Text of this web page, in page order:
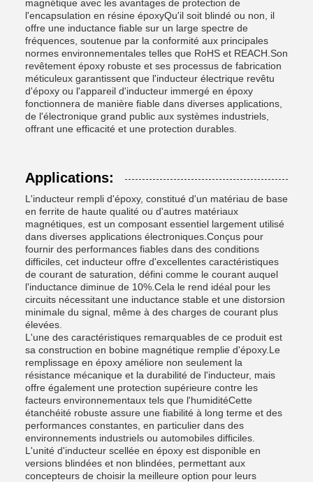
magnétique avec les avantages de protection de
l'encapsulation en résine époxyQu'il soit blindé ou non, il
offre une inductance fiable sur un large spectre de
fréquences, soutenue par la conformité aux principales
normes environnementales telles que RoHS et REACH.Son
revêtement époxy robuste et ses processus de fabrication
méticuleux garantissent que l'inducteur électrique revêtu
d'époxy ou l'appareil d'inducteur immergé en époxy
fonctionnera de manière fiable dans diverses applications,
de l'électronique grand public aux systèmes industriels,
offrant une efficacité et une protection durables.
Applications:
L'inducteur rempli d'époxy, constitué d'un matériau de base
en ferrite de haute qualité ou d'autres matériaux
magnétiques, est un composant essentiel largement utilisé
dans diverses applications électroniques.Conçus pour
fournir des performances fiables dans des conditions
difficiles, cet inducteur offre d'excellentes caractéristiques
de courant de saturation, défini comme le courant auquel
l'inductance diminue de 10%.Cela le rend idéal pour les
circuits nécessitant une inductance stable et une distorsion
minimale du signal, même à des charges de courant plus
élevées.
L'une des caractéristiques remarquables de ce produit est
sa construction en bobine magnétique remplie d'époxy.Le
remplissage en époxy améliore non seulement la
résistance mécanique et la durabilité de l'inducteur, mais
offre également une protection supérieure contre les
facteurs environnementaux tels que l'humiditéCette
étanchéité robuste assure une fiabilité à long terme et des
performances constantes, en particulier dans des
environnements industriels ou automobiles difficiles.
L'unité d'inducteur scellée en époxy est disponible en
versions blindées et non blindées, permettant aux
concepteurs de choisir la meilleure option pour leurs